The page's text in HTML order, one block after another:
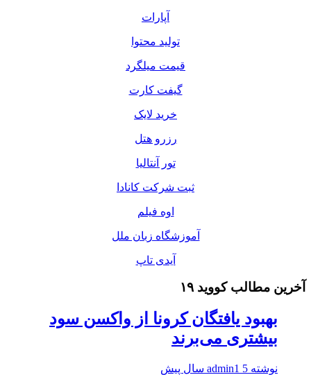
آپارات
تولید محتوا
قیمت میلگرد
گیفت کارت
خرید لایک
رزرو هتل
تور آنتالیا
ثبت شرکت کانادا
اوه فیلم
آموزشگاه زبان ملل
آیدی تاپ
آخرین مطالب کووید ۱۹
بهبود یافتگان کرونا از واکسن سود
بیشتری می‌برند
نوشته admin1 5 سال پیش